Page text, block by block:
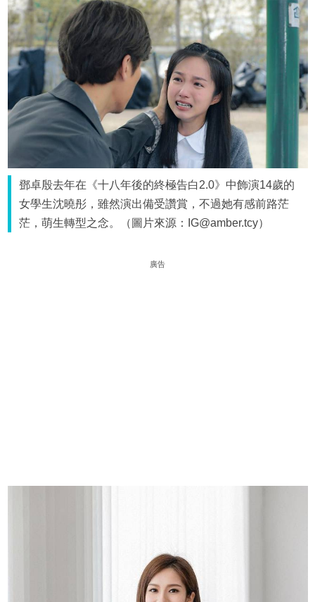
鄧卓殷去年在《十八年後的終極告白2.0》中飾演14歲的
女學生沈曉彤，雖然演出備受讚賞，不過她有感前路茫
茫，萌生轉型之念。（圖片來源：IG@amber.tcy）
廣告